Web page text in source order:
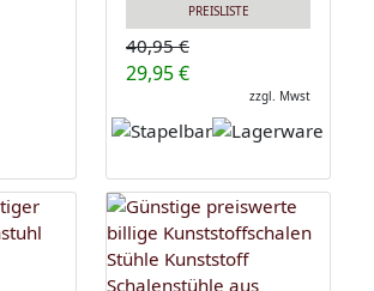
PREISLISTE
40,95 €
29,95 €
zzgl. Mwst